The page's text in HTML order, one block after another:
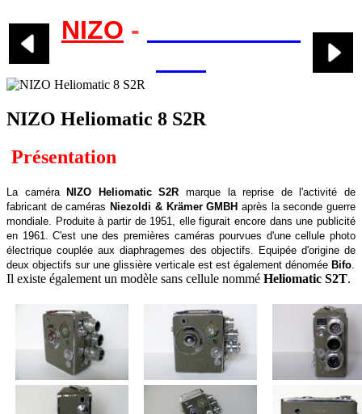
NIZO -
NIZO Heliomatic 8 S2R
Présentation
La caméraNIZO Heliomatic S2R marque la reprise de l'activité de
fabricant de camérasNiezoldi & Krämer GMBH après la seconde guerre
mondiale. Produite à partir de 1951, elle figurait encore dans une publicité
en 1961. C'est une des premières caméras pourvues d'une cellule photo
électrique couplée aux diaphragemes des objectifs. Equipée d'origine de
deux objectifs sur une glissière verticale est est également dénomée Bifo
Il existe également un modèle sans cellule nommé Heliomatic S2T.